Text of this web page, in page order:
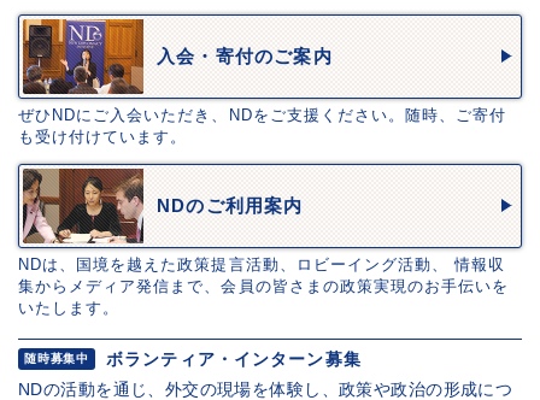
入会・寄付のご案内
ぜひNDにご入会いただき、NDをご支援ください。随時、ご寄付
も受け付けています。
NDのご利用案内
NDは、国境を越えた政策提言活動、ロビーイング活動、 情報収
集からメディア発信まで、会員の皆さまの政策実現のお手伝いを
いたします。
随時募集中
ボランティア・インターン募集
NDの活動を通じ、外交の現場を体験し、政策や政治の形成につ